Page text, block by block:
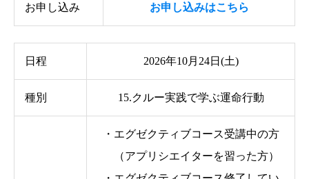
お申し込み お申し込みはこちら
日程 2026年10月24日(土)
種別 15.クルー実践で学ぶ運命行動
・エグゼクティブコース受講中の方
（アプリシエイターを習った方）